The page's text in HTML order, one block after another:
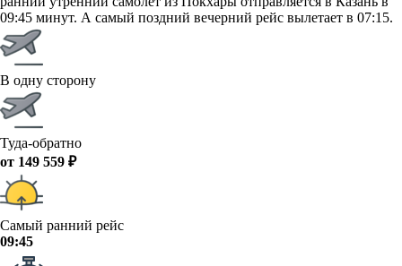
09:45 минут. А самый поздний вечерний рейс вылетает в 07:15.
В одну сторону
Туда-обратно
от 149 559 ₽
Самый ранний рейс
09:45